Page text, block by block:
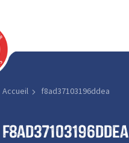
Accueil f8ad37103196ddea
f8ad37103196ddea